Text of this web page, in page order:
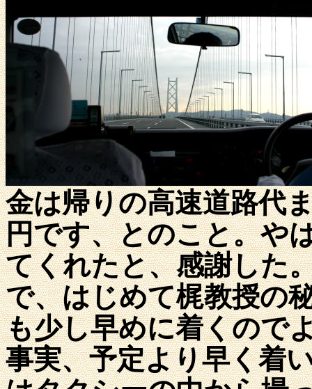
金は帰りの高速道路代
円です、とのこと。や
てくれたと、感謝した
で、はじめて梶教授の
も少し早めに着くので
事実、予定より早く着